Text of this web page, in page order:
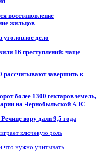
восстановление
жильцов
уголовное дело
16 преступлений: чаще
рассчитывают завершить к
более 1300 гектаров земель,
на Чернобыльской АЭС
вору дали 9,5 года
ключевую роль
что нужно учитывать